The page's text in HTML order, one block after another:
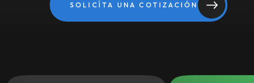
SOLICÍTA UNA COTIZACIÓN